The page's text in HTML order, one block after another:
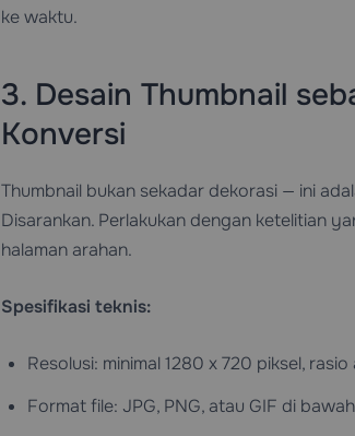
ke waktu.
3. Desain Thumbnail
Konversi
Thumbnail bukan sekadar dekorasi — ini
Disarankan. Perlakukan dengan ketelitian
halaman arahan.
Spesifikasi teknis:
Resolusi: minimal 1280 x 720 piksel, rasio
Format file: JPG, PNG, atau GIF di